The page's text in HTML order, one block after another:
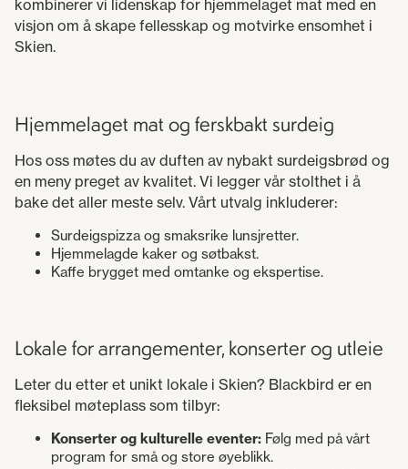
kombinerer vi lidenskap for hjemmelaget mat med en
visjon om å skape fellesskap og motvirke ensomhet i
Skien.
Hjemmelaget mat og ferskbakt surdeig
Hos oss møtes du av duften av nybakt surdeigsbrød og
en meny preget av kvalitet. Vi legger vår stolthet i å
bake det aller meste selv. Vårt utvalg inkluderer:
Surdeigspizza og smaksrike lunsjretter.
Hjemmelagde kaker og søtbakst.
Kaffe brygget med omtanke og ekspertise.
Lokale for arrangementer, konserter og utleie
Leter du etter et unikt lokale i Skien? Blackbird er en
fleksibel møteplass som tilbyr:
Konserter og kulturelle eventer: Følg med på vårt
program for små og store øyeblikk.